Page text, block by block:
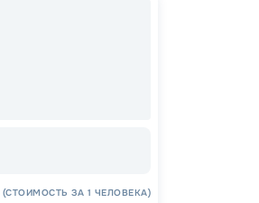
(СТОИМОСТЬ ЗА 1 ЧЕЛОВЕКА)